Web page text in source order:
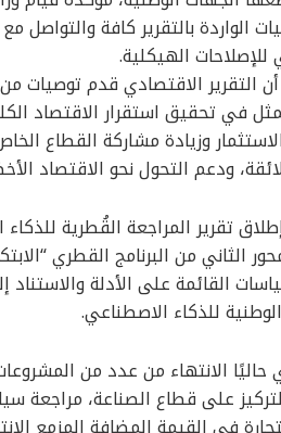
الواردة بالتقرير كافة
للإصلاحات الهيكلية.
التقرير الاقتصادي قدم توصيات
في تحقيق استقرار الاقتصاد
الاستثمار وزيادة مشاركة القطاع
ودعم التحول نحو الاقتصاد
تقرير المراجعة القُطرية
الثاني من البرنامج القطري
القائمة على الأدلة والاستناد
للذكاء الاصطناعي.
الانتهاء من عدد من
على قطاع الصناعة، مراجعة